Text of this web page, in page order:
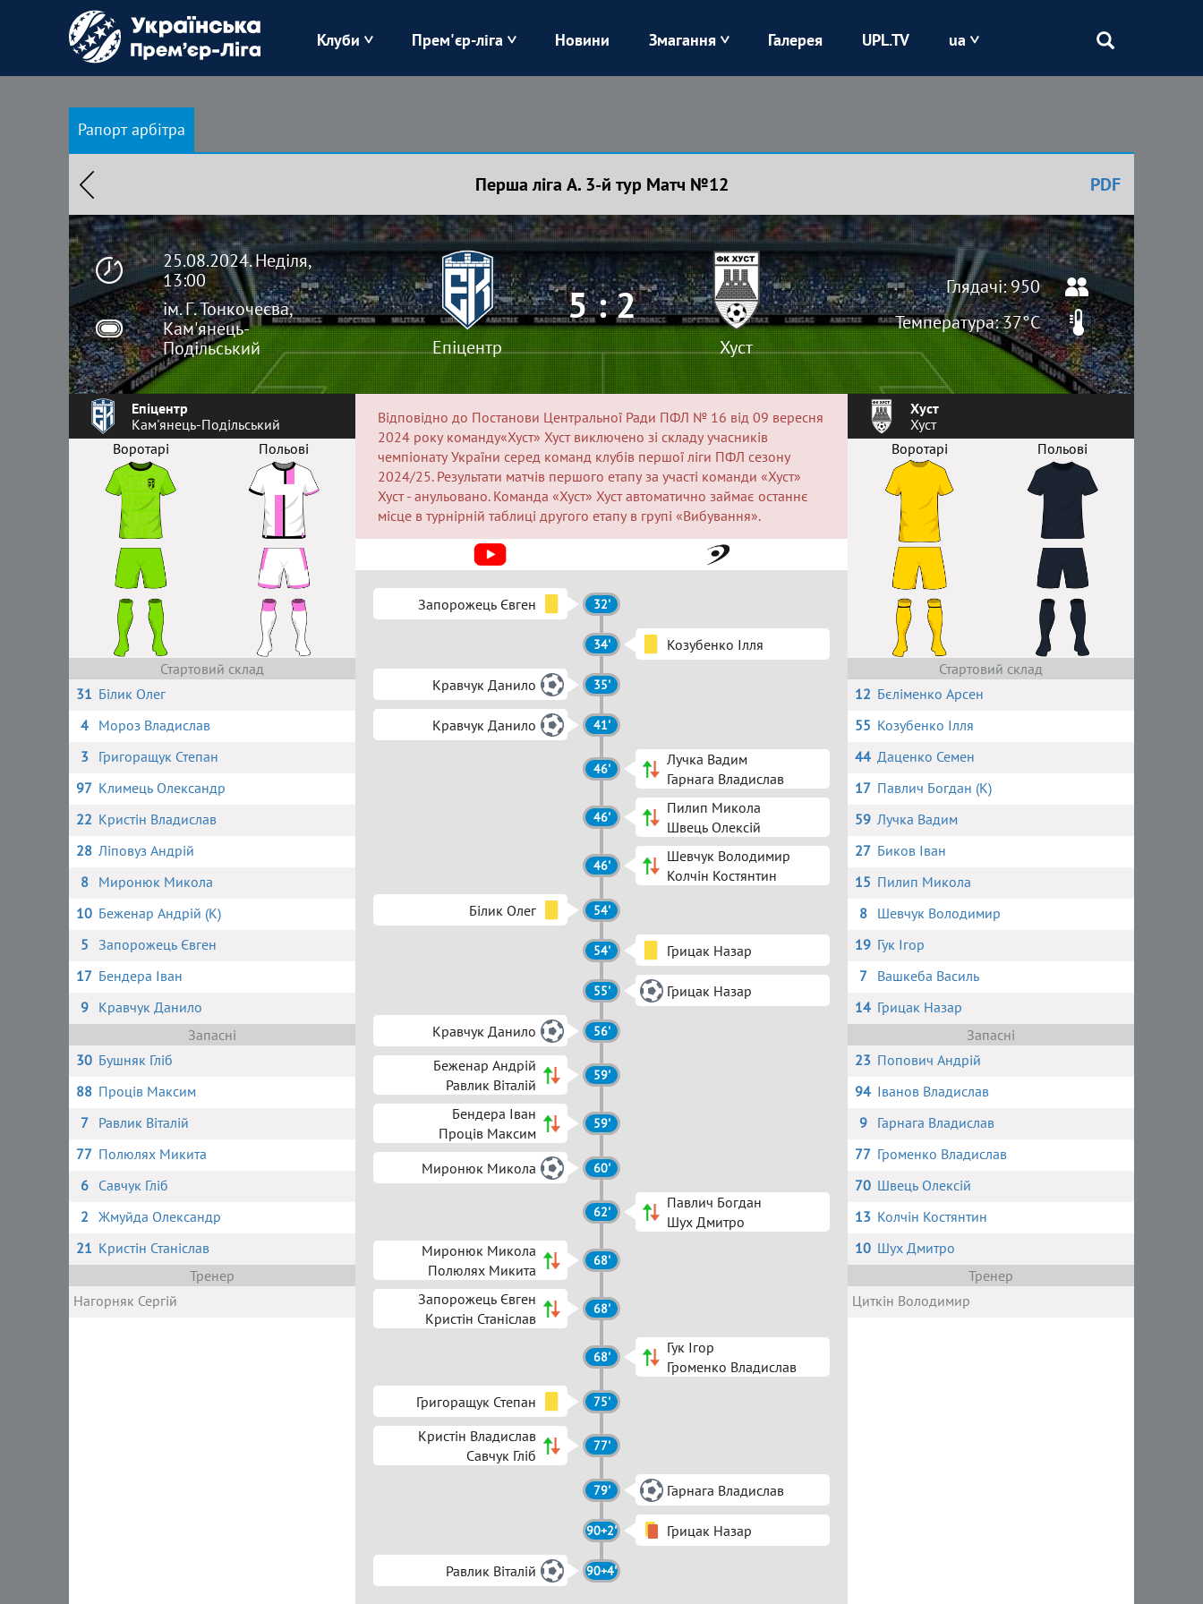
Клуби
Зоря Карпати Колос Кривбас
Полісся Харків Чорноморець Шахтар
Прем'єр-ліга Новини Змагання Галерея UPL.TV ua
Рапорт арбітра
Перша ліга А. 3-й тур Матч №12 PDF
25.08.2024. Неділя,
13:00
ім. Г. Тонкочеєва,
Кам'янець-
Подільський
Епіцентр
5 : 2
Хуст
Глядачі: 950
Температура: 37°C
Епіцентр
Кам'янець-Подільський
Воротарі
Польові
Стартовий склад
31 Білик Олег
4
Мороз Владислав
3
Григоращук Степан
97 Климець Олександр
22 Кристін Владислав
28 Ліповуз Андрій
8
Миронюк Микола
10 Беженар Андрій (К)
5 Запорожець Євген
17 Бендера Іван
9
Кравчук Данило
Запасні
30 Бушняк Гліб
88 Проців Максим
7
Равлик Віталій
77 Полюлях Микита
6
Савчук Гліб
2 Жмуйда Олександр
21 Кристін Станіслав
Тренер
Нагорняк Сергій
Відповідно до Постанови Центральної Ради ПФЛ № 16 від 09 вересня
2024 року команду«Хуст» Хуст виключено зі складу учасників
чемпіонату України серед команд клубів першої ліги ПФЛ сезону
2024/25. Результати матчів першого етапу за участі команди «Хуст»
Хуст - анульовано. Команда «Хуст» Хуст автоматично займає останнє
місце в турнірній таблиці другого етапу в групі «Вибування».
Запорожець Євген 32'
34' Козубенко Ілля
Кравчук Данило 35'
Кравчук Данило 41'
46'
Лучка Вадим
Гарнага Владислав
46'
Пилип Микола
Швець Олексій
46'
Шевчук Володимир
Колчін Костянтин
Білик Олег
54'
54' Грицак Назар
55' Грицак Назар
Кравчук Данило 56'
Беженар Андрій
Равлик Віталій
59'
Бендера Іван
Проців Максим
59'
Миронюк Микола 60'
62'
Павлич Богдан
Шух Дмитро
Миронюк Микола
Полюлях Микита
68'
Запорожець Євген
Кристін Станіслав
68'
68'
Гук Ігор
Громенко Владислав
Григоращук Степан
75'
Кристін Владислав
Савчук Гліб
77'
79' Гарнага Владислав
90+2' Грицак Назар
Равлик Віталій 90+4'
Хуст
Хуст
Воротарі
Польові
Стартовий склад
12 Бєліменко Арсен
55 Козубенко Ілля
44 Даценко Семен
17 Павлич Богдан (К)
59 Лучка Вадим
27 Биков Іван
15 Пилип Микола
8
Шевчук Володимир
19 Гук Ігор
7
Вашкеба Василь
14 Грицак Назар
Запасні
23 Попович Андрій
94 Іванов Владислав
9
Гарнага Владислав
77 Громенко Владислав
70 Швець Олексій
13 Колчін Костянтин
10 Шух Дмитро
Тренер
Циткін Володимир